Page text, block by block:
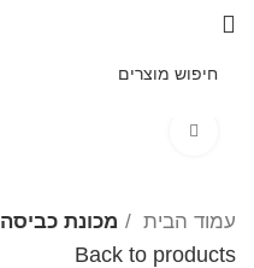
עמוד הבית מכונת כביסה
Back to products